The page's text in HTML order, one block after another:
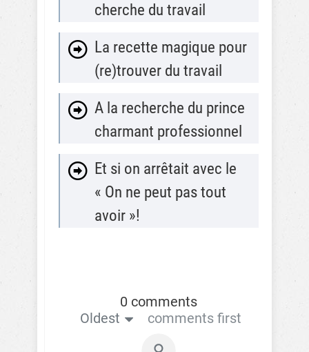
cherche du travail
La recette magique pour
(re)trouver du travail
A la recherche du prince
charmant professionnel
Et si on arrêtait avec le
« On ne peut pas tout
avoir »!
0 comments
Oldest
comments first